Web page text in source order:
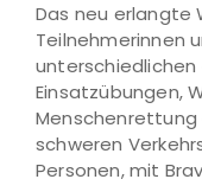
Das neu erlangte
Teilnehmerinnen
Einsatzübungen,
Menschenrettung
schweren
Personen, mit